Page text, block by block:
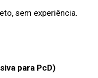
sem experiência.
para PcD)